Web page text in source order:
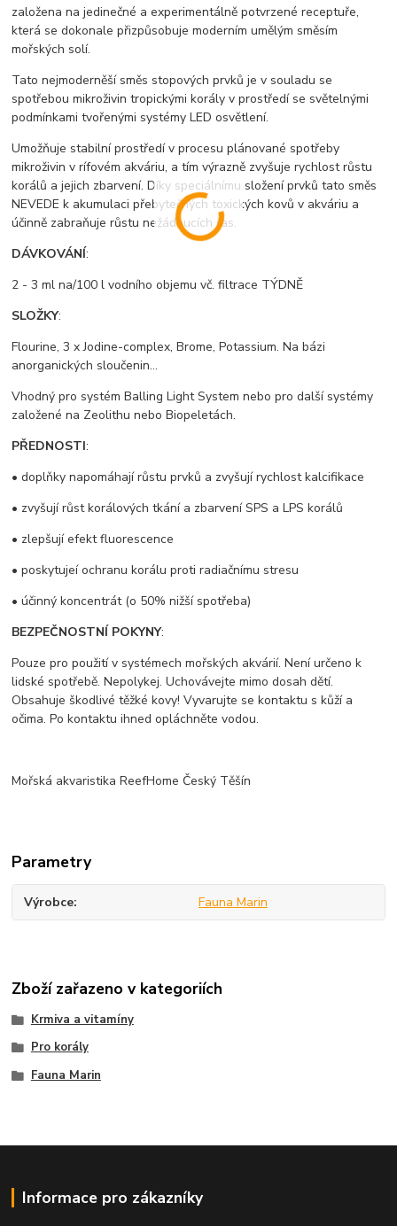
založena na jedinečné a experimentálně potvrzené receptuře,
která se dokonale přizpůsobuje moderním umělým směsím
mořských solí.
Tato nejmoderněší směs stopových prvků je v souladu se
spotřebou mikroživin tropickými korály v prostředí se světelnými
podmínkami tvořenými systémy LED osvětlení.
Umožňuje stabilní prostředí v procesu plánované spotřeby
mikroživin v rífovém akváriu, a tím výrazně zvyšuje rychlost růstu
korálů a jejich zbarvení. Díky speciálnímu složení prvků tato směs
NEVEDE k akumulaci přebytečných toxických kovů v akváriu a
účinně zabraňuje růstu nežádoucích řas.
DÁVKOVÁNÍ:
2 - 3 ml na/100 l vodního objemu vč. filtrace TÝDNĚ
SLOŽKY:
Flourine, 3 x Jodine-complex, Brome, Potassium. Na bázi
anorganických sloučenin...
Vhodný pro systém Balling Light System nebo pro další systémy
založené na Zeolithu nebo Biopeletách.
PŘEDNOSTI:
• doplňky napomáhají růstu prvků a zvyšují rychlost kalcifikace
• zvyšují růst korálových tkání a zbarvení SPS a LPS korálů
• zlepšují efekt fluorescence
• poskytujeí ochranu korálu proti radiačnímu stresu
• účinný koncentrát (o 50% nižší spotřeba)
BEZPEČNOSTNÍ POKYNY:
Pouze pro použití v systémech mořských akvárií. Není určeno k
lidské spotřebě. Nepolykej. Uchovávejte mimo dosah dětí.
Obsahuje škodlivé těžké kovy! Vyvarujte se kontaktu s kůží a
očima. Po kontaktu ihned opláchněte vodou.
Mořská akvaristika ReefHome Český Těšín
Parametry
Výrobce Fauna Marin
Zboží zařazeno v kategoriích
Krmiva a vitamíny
Pro korály
Fauna Marin
Informace pro zákazníky